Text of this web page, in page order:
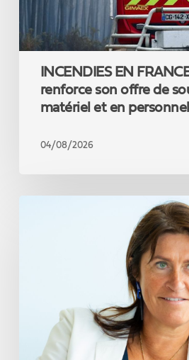
soutien
en
personnel.
INCENDIES EN
renforce son offre de
matériel et en
04/08/2026
service
public